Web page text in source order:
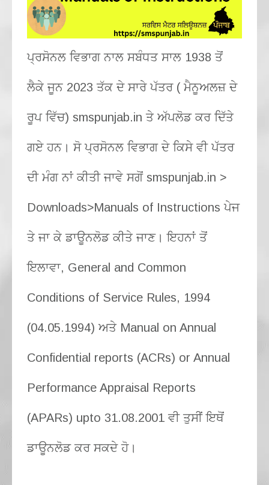
ਪ੍ਰਸੋਨਲ ਵਿਭਾਗ ਨਾਲ ਸਬੰਧਤ ਸਾਲ 1938 ਤੋਂ
ਲੈਕੇ ਜੂਨ 2023 ਤੱਕ ਦੇ ਸਾਰੇ ਪੱਤਰ ( ਮੈਨੂਅਲਜ਼ ਦੇ
ਰੂਪ ਵਿੱਚ) smspunjab.in ਤੇ ਅੱਪਲੋਡ ਕਰ ਦਿੱਤੇ
ਗਏ ਹਨ। ਸੋ ਪ੍ਰਸੋਨਲ ਵਿਭਾਗ ਦੇ ਕਿਸੇ ਵੀ ਪੱਤਰ
ਦੀ ਮੰਗ ਨਾਂ ਕੀਤੀ ਜਾਵੇ ਸਗੋਂ smspunjab.in >
Downloads>Manuals of Instructions ਪੇਜ
ਤੇ ਜਾ ਕੇ ਡਾਊਨਲੋਡ ਕੀਤੇ ਜਾਣ। ਇਹਨਾਂ ਤੋਂ
ਇਲਾਵਾ, General and Common
Conditions of Service Rules, 1994
(04.05.1994) ਅਤੇ Manual on Annual
Confidential reports (ACRs) or Annual
Performance Appraisal Reports
(APARs) upto 31.08.2001 ਵੀ ਤੁਸੀਂ ਇਥੋਂ
ਡਾਊਨਲੋਡ ਕਰ ਸਕਦੇ ਹੋ।